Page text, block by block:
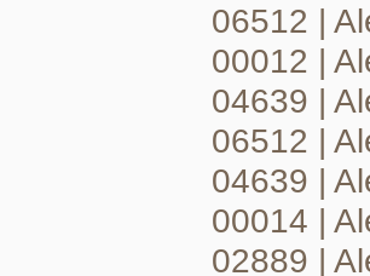
06512 |
00012 |
04639 |
06512 |
04639 |
00014 |
02889 |